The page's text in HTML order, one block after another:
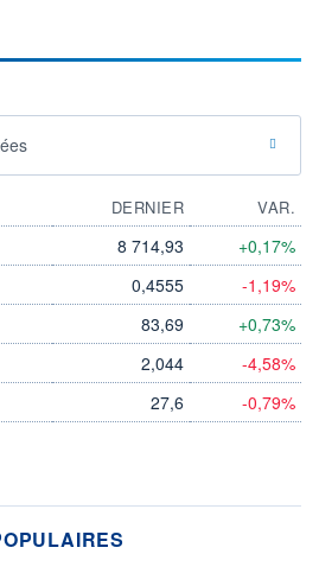
DERNIER
VAR.
8 714,93 +0,17%
0,4555 -1,19%
83,69 +0,73%
2,044 -4,58%
27,6 -0,79%